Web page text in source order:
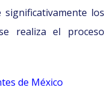
significativamente los
realiza el proceso
de México